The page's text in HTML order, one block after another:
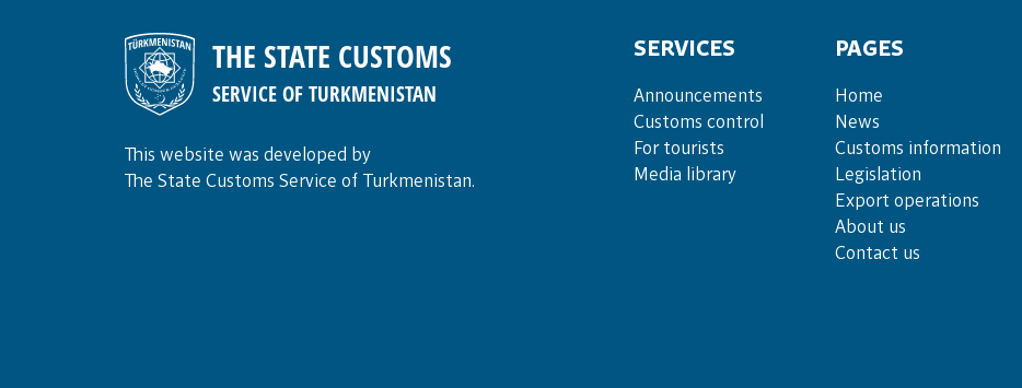
THE STATE CUSTOMS
SERVICE OF TURKMENISTAN
This website was developed by
The State Customs Service of Turkmenistan.
SERVICES
Announce­ments
Cus­toms con­trol
For tou­rists
Media lib­rary
PAGES
Home
News
Customs information
Legislation
Export operations
About us
Contact us